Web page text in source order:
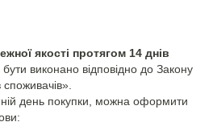
якості протягом 14 днів
виконано відповідно до Закону
день покупки, можна оформити